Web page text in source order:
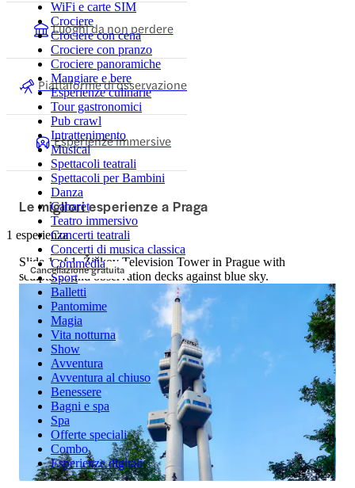
WiFi e carte SIM
Crociere
Crociere con cena
Crociere con pranzo
Crociere panoramiche
Mangiare e bere
Esperienze culinarie
Tour gastronomici
Pub crawl
Intrattenimento
Musical
Spettacoli teatrali
Spettacoli per Bambini
Danza
Cabaret
Teatro immersivo
Concerti teatrali
Concerti di musica classica
Commedia
Sport
Balletti
Pantomime
Magia
Vita notturna
Show
Avventura
Avventura al chiuso
Benessere
Bagni e spa
Spa
Offerte speciali
Combo
Esperienze digitali
Luoghi da non perdere
Piattaforme di osservazione
Esperienze immersive
Le migliori esperienze a Praga
1 esperienza
Cancellazione gratuita
Slide 1 of 1, Žižkov Television Tower in Prague with
sculptures and observation decks against blue sky.